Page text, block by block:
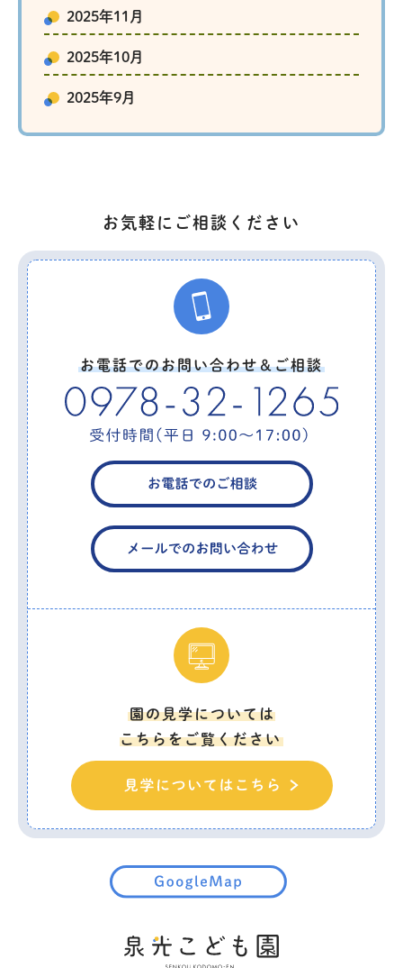
2025年11月
2025年10月
2025年9月
お気軽にご相談ください
お電話でのお問い合わせ＆ご相談
園の見学については
こちらをご覧ください